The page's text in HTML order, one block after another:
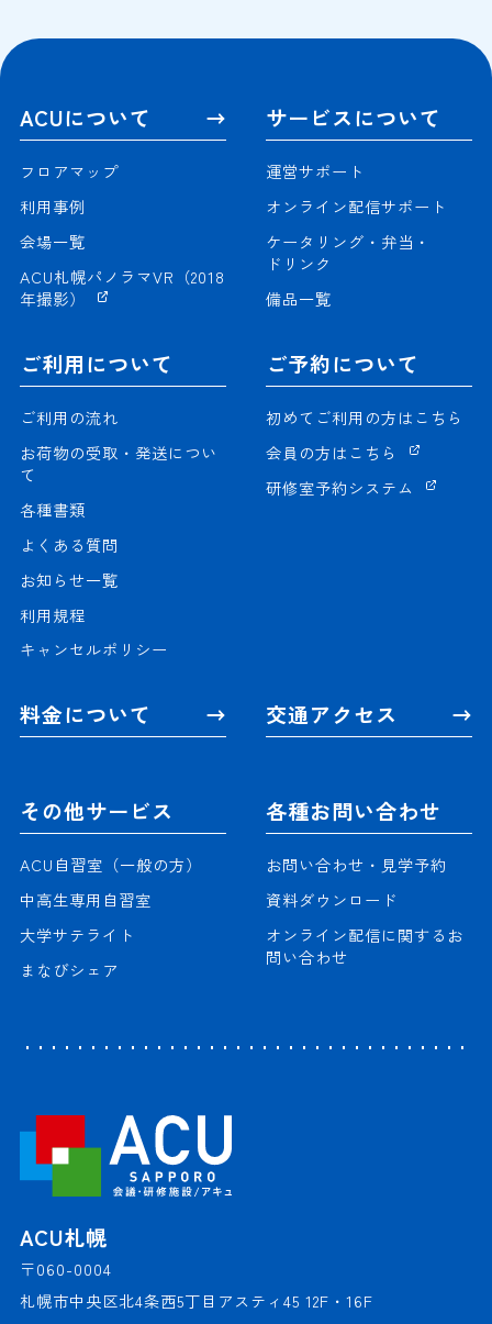
ACUについて
フロアマップ
利用事例
会場一覧
ACU札幌パノラマVR（2018
年撮影）
サービスについて
運営サポート
オンライン配信サポート
ケータリング・弁当・
ドリンク
備品一覧
ご利用について
ご利用の流れ
お荷物の受取・発送につい
て
各種書類
よくある質問
お知らせ一覧
利用規程
キャンセルポリシー
ご予約について
初めてご利用の方はこちら
会員の方はこちら
研修室予約システム
料金について 交通アクセス
その他サービス
ACU自習室（一般の方）
中高生専用自習室
大学サテライト
まなびシェア
各種お問い合わせ
お問い合わせ・見学予約
資料ダウンロード
オンライン配信に関するお
問い合わせ
ACU札幌
〒060-0004
札幌市中央区北4条西5丁目アスティ45 12F・16F